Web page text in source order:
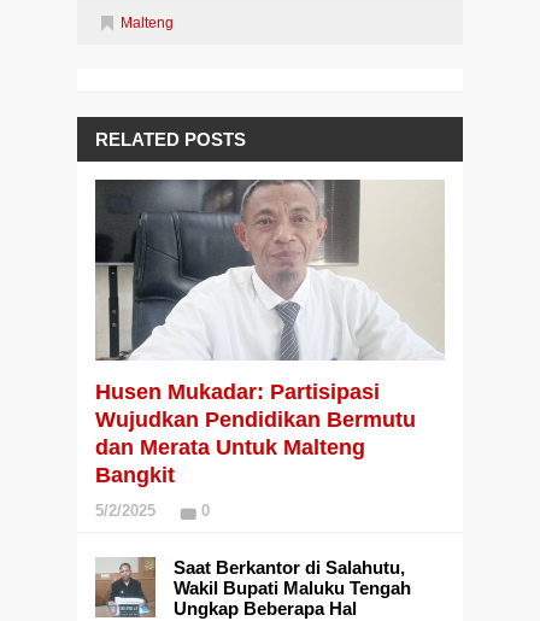
Malteng
RELATED POSTS
Husen Mukadar: Partisipasi
Wujudkan Pendidikan Bermutu
dan Merata Untuk Malteng
Bangkit
5/2/2025 0
Saat Berkantor di Salahutu,
Wakil Bupati Maluku Tengah
Ungkap Beberapa Hal